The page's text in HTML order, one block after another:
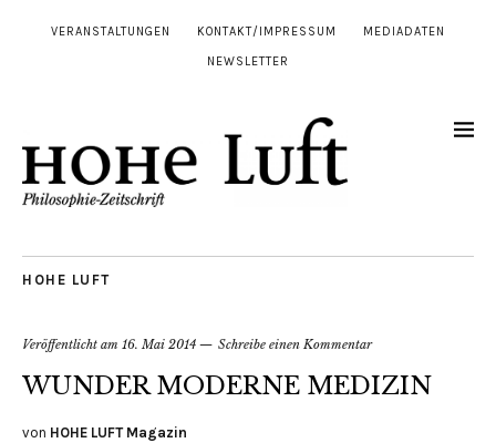
VERANSTALTUNGEN KONTAKT/IMPRESSUM MEDIADATEN
NEWSLETTER
HOHE LUFT
Veröffentlicht am 16. Mai 2014 Schreibe einen Kommentar
WUNDER MODERNE MEDIZIN
von HOHE LUFT Magazin